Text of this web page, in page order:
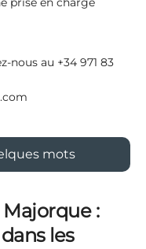
nous au +34 971 83
mots
:
les